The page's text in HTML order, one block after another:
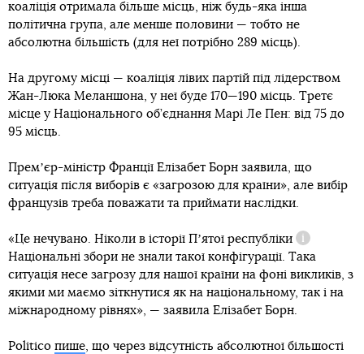
коаліція отримала більше місць, ніж будь-яка інша
політична група, але менше половини — тобто не
абсолютна більшість (для неї потрібно 289 місць).
На другому місці — коаліція лівих партій під лідерством
Жан-Люка Меланшона, у неї буде 170—190 місць. Третє
місце у Національного об’єднання Марі Ле Пен: від 75 до
95 місць.
Премʼєр-міністр Франції Елізабет Борн заявила, що
ситуація після виборів є «загрозою для країни», але вибір
французів треба поважати та приймати наслідки.
«Це нечувано. Ніколи в історії Пʼятої республіки
Довідка
Національні збори не знали такої конфігурації. Така
ситуація несе загрозу для нашої країни на фоні викликів, з
якими ми маємо зіткнутися як на національному, так і на
міжнародному рівнях», — заявила Елізабет Борн.
Politico пише, що через відсутність абсолютної більшості